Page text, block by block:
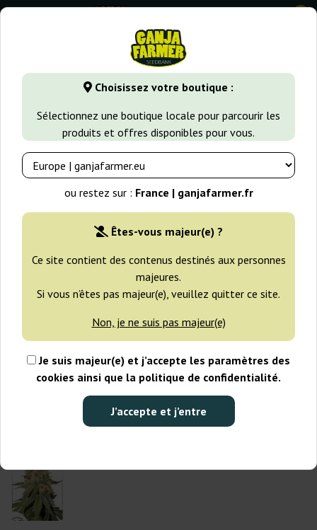
Choisissez votre boutique :
Sélectionnez une boutique locale pour parcourir les
produits et offres disponibles pour vous.
ou restez sur : France | ganjafarmer.fr
Êtes-vous majeur(e) ?
Ce site contient des contenus destinés aux personnes
majeures.
Si vous n’êtes pas majeur(e), veuillez quitter ce site.
Non, je ne suis pas majeur(e)
Je suis majeur(e) et j’accepte les paramètres des
cookies ainsi que la politique de confidentialité.
J’accepte et j’entre
0
GanjaFarmer.fr Variétés de Cannabis Orange Haze
-25%
+gratisie